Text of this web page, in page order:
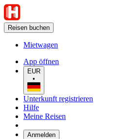
Reisen buchen
Mietwagen
App öffnen
EUR
•
Unterkunft registrieren
Hilfe
Meine Reisen
Anmelden